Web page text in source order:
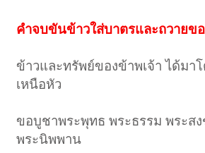
คำจบขันข้าวใส่บาตรและถวายข
ข้าวและทรัพย์ของข้าพเจ้า ได้มา
เหนือหัว
ขอบูชาพระพุทธ พระธรรม พระส
พระนิพพาน